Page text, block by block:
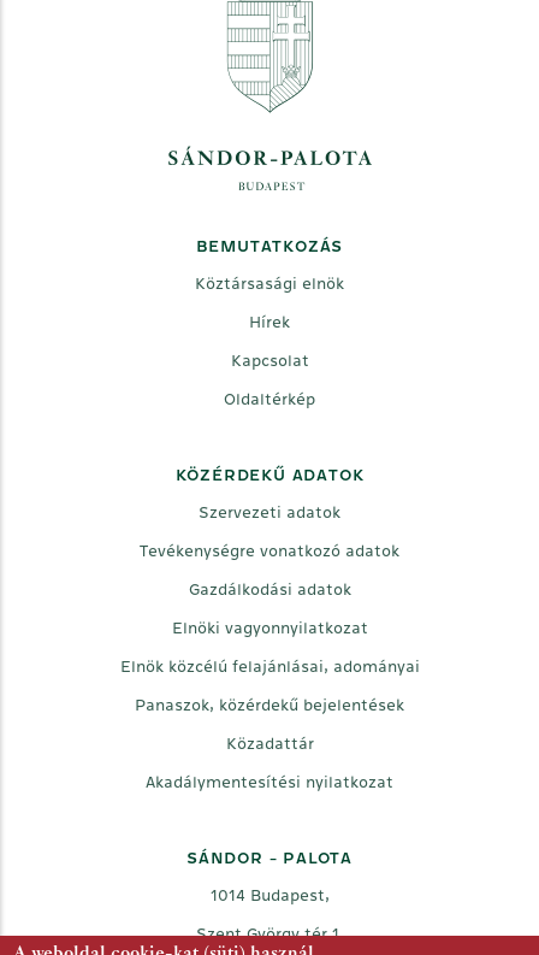
BEMUTATKOZÁS
Köztársasági elnök
Hírek
Kapcsolat
Oldaltérkép
KÖZÉRDEKŰ ADATOK
Szervezeti adatok
Tevékenységre vonatkozó adatok
Gazdálkodási adatok
Elnöki vagyonnyilatkozat
Elnök közcélú felajánlásai, adományai
Panaszok, közérdekű bejelentések
Közadattár
Akadálymentesítési nyilatkozat
SÁNDOR - PALOTA
1014 Budapest,
Szent György tér 1.